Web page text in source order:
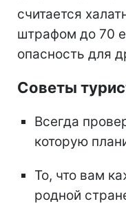
считается
штрафом до 70
опасность для
Советы
Всегда
которую
То, что вам
родной